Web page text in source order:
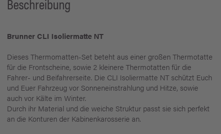
Brunner CLI Isoliermatte NT
Dieses Thermomatten-Set beteht aus einer großen Thermotatte
für die Frontscheine, sowie 2 kleinere Thermotatten für die
Fahrer- und Beifahrerseite. Die CLI Isoliermatte NT schützt Euch
und Euer Fahrzeug vor Sonneneinstrahlung und Hitze, sowie
auch vor Kälte im Winter.
Durch ihr Material und die weiche Struktur passt sie sich perfekt
an die Konturen der Kabinenkarosserie an.